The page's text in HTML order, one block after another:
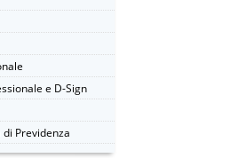
e D-Sign
Previdenza